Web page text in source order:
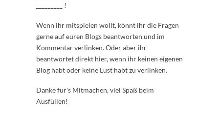
_________ !
Wenn ihr mitspielen wollt, könnt ihr die Fragen
gerne auf euren Blogs beantworten und im
Kommentar verlinken. Oder aber ihr
beantwortet direkt hier, wenn ihr keinen eigenen
Blog habt oder keine Lust habt zu verlinken.
Danke für's Mitmachen, viel Spaß beim
Ausfüllen!